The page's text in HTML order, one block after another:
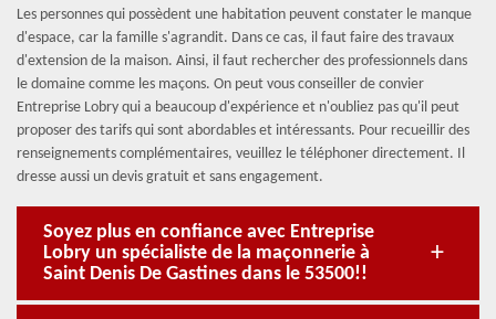
Les personnes qui possèdent une habitation peuvent constater le manque
d'espace, car la famille s'agrandit. Dans ce cas, il faut faire des travaux
d'extension de la maison. Ainsi, il faut rechercher des professionnels dans
le domaine comme les maçons. On peut vous conseiller de convier
Entreprise Lobry qui a beaucoup d'expérience et n'oubliez pas qu'il peut
proposer des tarifs qui sont abordables et intéressants. Pour recueillir des
renseignements complémentaires, veuillez le téléphoner directement. Il
dresse aussi un devis gratuit et sans engagement.
Soyez plus en confiance avec Entreprise
Lobry un spécialiste de la maçonnerie à
Saint Denis De Gastines dans le 53500!!